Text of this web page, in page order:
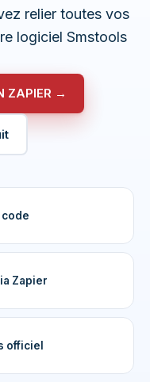
relier toutes vos
logiciel Smstools
ZAPIER →
code
Zapier
officiel